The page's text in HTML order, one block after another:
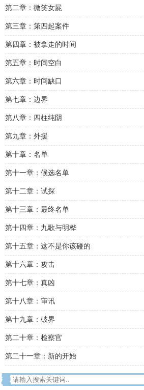
第二章：微笑女屍
第三章：第四起案件
第四章：被拿走的时间
第五章：时间空白
第六章：时间缺口
第七章：边界
第八章：四柱纯阴
第九章：外援
第十章：名单
第十一章：候选名单
第十二章：试探
第十三章：最终名单
第十四章：九歌与明桦
第十五章：这不是你该碰的
第十六章：攻击
第十七章：真凶
第十八章：审讯
第十九章：破界
第二十章：检察官
第二十一章：新的开始